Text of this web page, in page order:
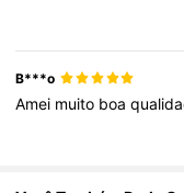
B***o
Amei muito boa